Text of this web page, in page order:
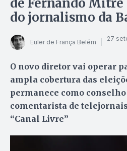
de Fernando Mitre
do jornalismo da
Euler de França Belém 27
O novo diretor vai operar
ampla cobertura das
permanece como
comentarista de
“Canal Livre”